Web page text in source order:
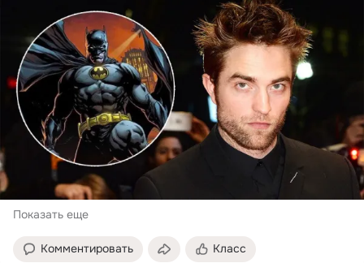
Показать еще
Комментировать Класс